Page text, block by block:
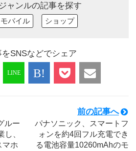
ャンルの記事を探す
バイル ショップ
をSNSなどでシェア
ルー
、
マホ
前の記事へ
パナソニック、スマートフ
ォンを約4回フル充電でき
る電池容量10260mAhのモ